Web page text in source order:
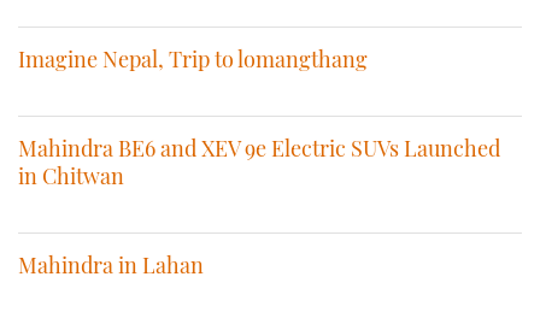
Imagine Nepal, Trip to lomangthang
Mahindra BE6 and XEV 9e Electric SUVs Launched
in Chitwan
Mahindra in Lahan